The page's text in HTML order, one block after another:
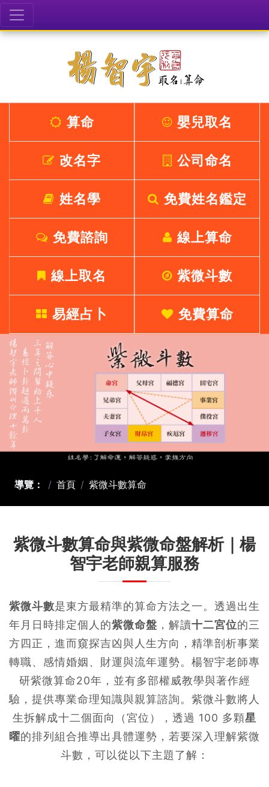
算命 嬰兒取名
改名字 公司命名
姓名學 免費姓名鑑定
免費諮詢 線上算命
線上取名 紫微斗數
易經占卜 免費算命
導覽： 首頁 紫微斗數算命
紫微斗數算命與紫微命盤解析｜楊
智宇老師親算服務
紫微斗數是東方最精準的算命方法之一。透過出生
年月日時排定個人的紫微命盤 ，解讀十二宮位的三
方四正，進而窺探吉凶與人生方向，精準剖析事業
轉職、感情婚姻、財運與流年運勢。楊智宇老師專
研紫微算命20年，並有多部權威教學與著作經
驗，提供專業命理知識與親算諮詢。紫微斗數將人
生拆解成十二個面向（宮位），透過 100 多顆星
曜的排列組合推導出具體運勢，若要深入理解紫微
斗數，可以從以下主題了解：